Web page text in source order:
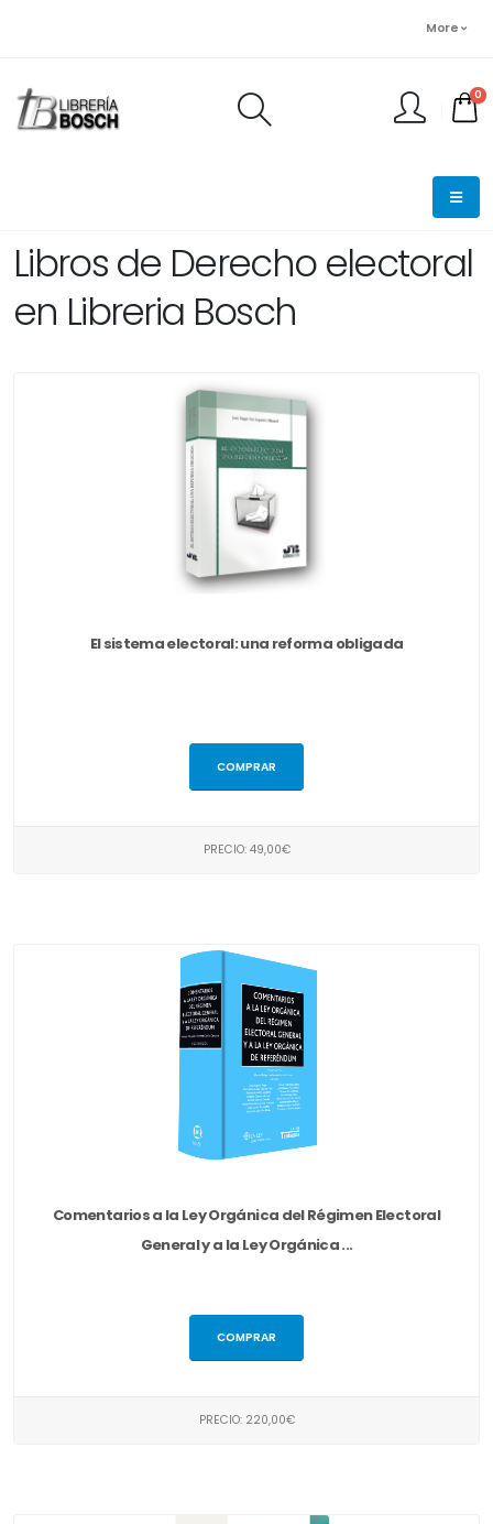
More
0
Libros de Derecho electoral
en Libreria Bosch
El sistema electoral: una reforma obligada
COMPRAR
PRECIO: 49,00€
Comentarios a la Ley Orgánica del Régimen Electoral
General y a la Ley Orgánica ...
COMPRAR
PRECIO: 220,00€